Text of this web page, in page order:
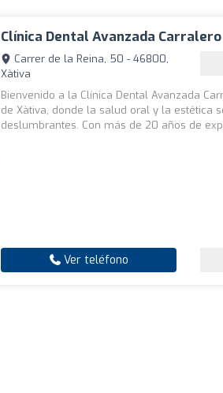
Clínica Dental Avanzada Carralero
Carrer de la Reina, 50 - 46800,
Xàtiva
Bienvenido a la Clínica Dental Avanzada
de Xàtiva, donde la salud oral y la estética
deslumbrantes. Con más de 20 años de
Ver teléfono